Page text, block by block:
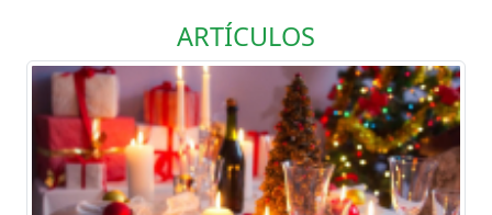
ARTÍCULOS